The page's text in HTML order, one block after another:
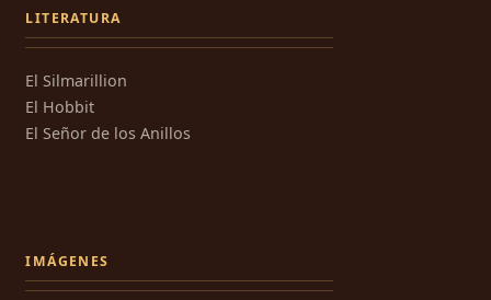
LITERATURA
El Silmarillion
El Hobbit
El Señor de los Anillos
IMÁGENES